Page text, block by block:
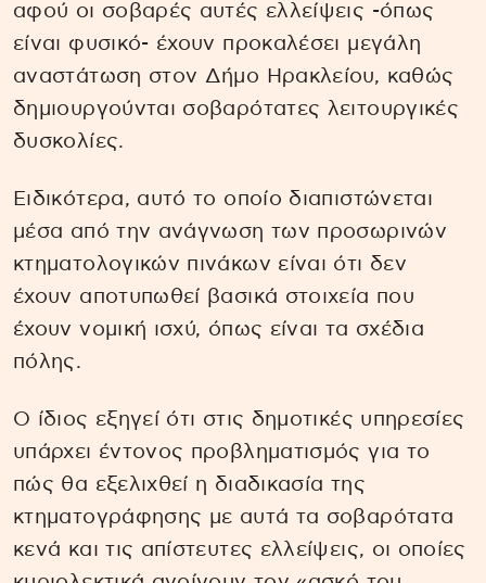
αφού οι σοβαρές αυτές ελλείψεις -όπως
είναι φυσικό- έχουν προκαλέσει μεγάλη
αναστάτωση στον Δήμο Ηρακλείου, καθώς
δημιουργούνται σοβαρότατες λειτουργικές
δυσκολίες.
Ειδικότερα, αυτό το οποίο διαπιστώνεται
μέσα από την ανάγνωση των προσωρινών
κτηματολογικών πινάκων είναι ότι δεν
έχουν αποτυπωθεί βασικά στοιχεία που
έχουν νομική ισχύ, όπως είναι τα σχέδια
πόλης.
Ο ίδιος εξηγεί ότι στις δημοτικές υπηρεσίες
υπάρχει έντονος προβληματισμός για το
πώς θα εξελιχθεί η διαδικασία της
κτηματογράφησης με αυτά τα σοβαρότατα
κενά και τις απίστευτες ελλείψεις, οι οποίες